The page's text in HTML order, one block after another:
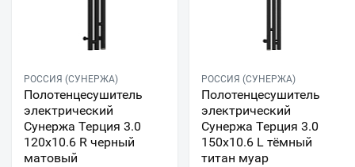
РОССИЯ (СУНЕРЖА)
Полотенцесушитель
электрический
Сунержа Терция 3.0
120х10.6 R черный
матовый
РОССИЯ (СУНЕРЖА)
Полотенцесушитель
электрический
Сунержа Терция 3.0
150х10.6 L тёмный
титан муар